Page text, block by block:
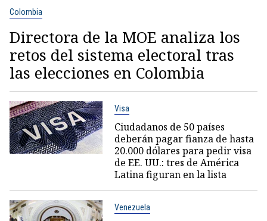
Colombia
Directora de la MOE analiza los
retos del sistema electoral tras
las elecciones en Colombia
Visa
Ciudadanos de 50 países
deberán pagar fianza de hasta
20.000 dólares para pedir visa
de EE. UU.: tres de América
Latina figuran en la lista
Venezuela